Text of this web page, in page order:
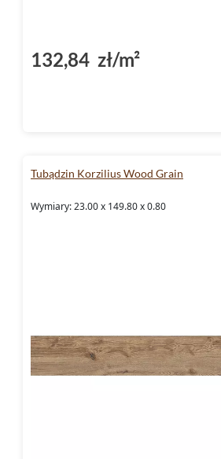
132,84 zł/m²
Tubądzin Korzilius Wood Grain
Wymiary: 23.00 x 149.80 x 0.80